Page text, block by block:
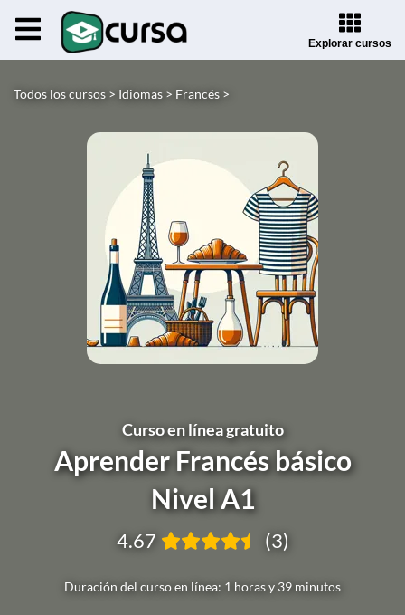
Explorar cursos
Todos los cursos > Idiomas > Francés >
Curso en línea gratuito
Aprender Francés básico
Nivel A1
Duración del curso en línea: 1 horas y 39 minutos
4.67 (3)